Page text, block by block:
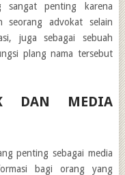
sangat penting karena
seorang advokat selain
juga sebagai sebuah
plang nama tersebut
DAN MEDIA
penting sebagai media
bagi orang yang